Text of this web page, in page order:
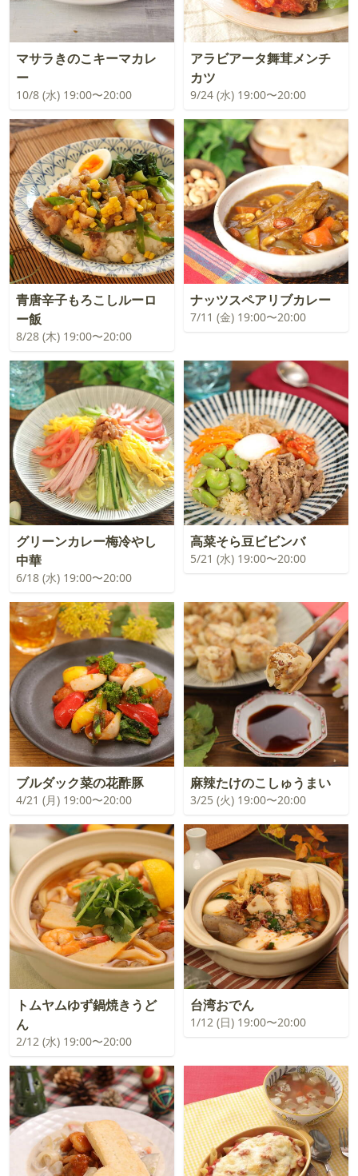
マサラきのこキーマカレ
ー
10/8 (水) 19:00〜20:00
アラビアータ舞茸メンチ
カツ
9/24 (水) 19:00〜20:00
青唐辛子もろこしルーロ
ー飯
8/28 (木) 19:00〜20:00
ナッツスペアリブカレー
7/11 (金) 19:00〜20:00
グリーンカレー梅冷やし
中華
6/18 (水) 19:00〜20:00
高菜そら豆ビビンバ
5/21 (水) 19:00〜20:00
ブルダック菜の花酢豚
4/21 (月) 19:00〜20:00
麻辣たけのこしゅうまい
3/25 (火) 19:00〜20:00
トムヤムゆず鍋焼きうど
ん
2/12 (水) 19:00〜20:00
台湾おでん
1/12 (日) 19:00〜20:00